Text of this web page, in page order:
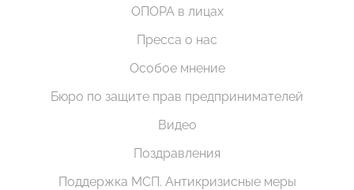
ОПОРА в лицах
Пресса о нас
Особое мнение
Бюро по защите прав предпринимателей
Видео
Поздравления
Поддержка МСП. Антикризисные меры